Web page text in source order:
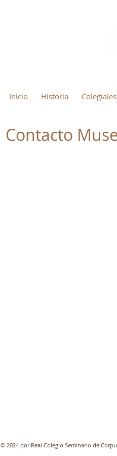
Inicio Historia Colegiales
Contacto
© 2024 por Real Colegio Seminario de